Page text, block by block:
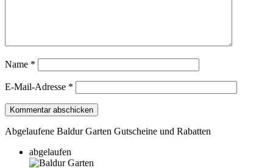
Name *
E-Mail-Adresse *
Abgelaufene Baldur Garten Gutscheine und Rabatten
abgelaufen